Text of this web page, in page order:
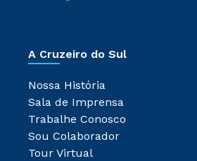
A Cruzeiro do Sul
Nossa História
Sala de Imprensa
Trabalhe Conosco
Sou Colaborador
Tour Virtual